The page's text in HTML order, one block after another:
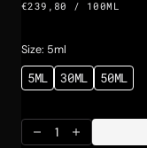
Preis
EINZELPREIS
€239,80 / PRO
100ML
Size: 5ml
5MLVARIANTE
AUSVERKAUFT
NICHT
VERFÜGBAR
30MLVARIANTE
AUSVERKAUFT
NICHT
VERFÜGBAR
50ML
NICHT
MengeMenge